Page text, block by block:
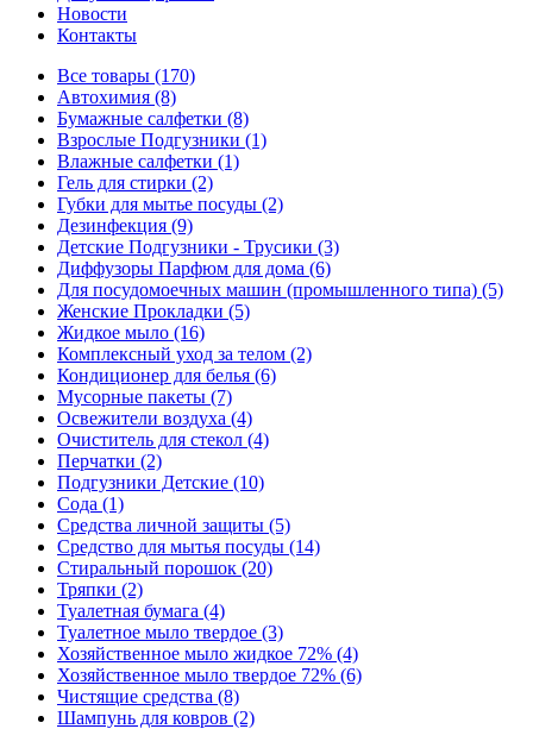
Новости
Контакты
Все товары (170)
Автохимия (8)
Бумажные салфетки (8)
Взрослые Подгузники (1)
Влажные салфетки (1)
Гель для стирки (2)
Губки для мытье посуды (2)
Дезинфекция (9)
Детские Подгузники - Трусики (3)
Диффузоры Парфюм для дома (6)
Для посудомоечных машин (промышленного типа) (5)
Женские Прокладки (5)
Жидкое мыло (16)
Комплексный уход за телом (2)
Кондиционер для белья (6)
Мусорные пакеты (7)
Освежители воздуха (4)
Очиститель для стекол (4)
Перчатки (2)
Подгузники Детские (10)
Сода (1)
Средства личной защиты (5)
Средство для мытья посуды (14)
Стиральный порошок (20)
Тряпки (2)
Туалетная бумага (4)
Туалетное мыло твердое (3)
Хозяйственное мыло жидкое 72% (4)
Хозяйственное мыло твердое 72% (6)
Чистящие средства (8)
Шампунь для ковров (2)